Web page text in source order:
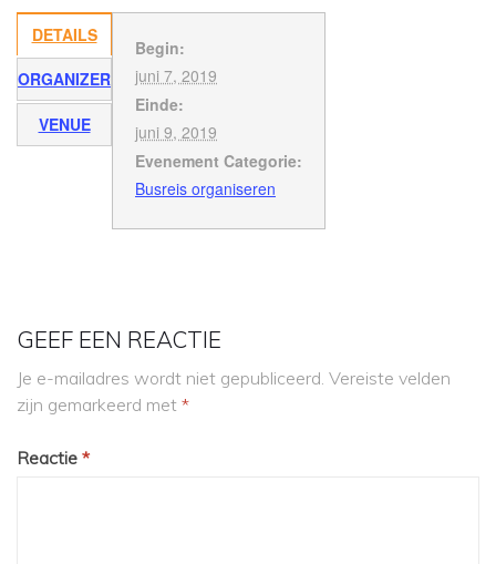
DETAILS
ORGANIZER
VENUE
Begin:
juni 7, 2019
Einde:
juni 9, 2019
Evenement Categorie:
Busreis organiseren
GEEF EEN REACTIE
Je e-mailadres wordt niet gepubliceerd. Vereiste velden
zijn gemarkeerd met *
Reactie *